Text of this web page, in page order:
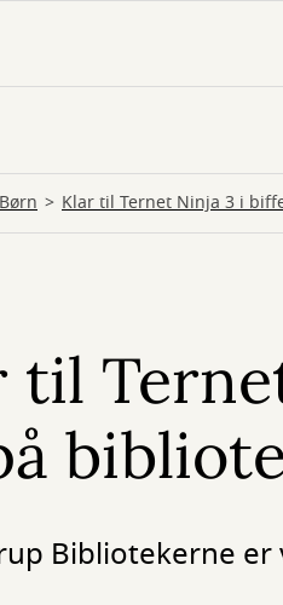
Børn Klar til Ternet Ninja 3 i
til
Bibliotekerne